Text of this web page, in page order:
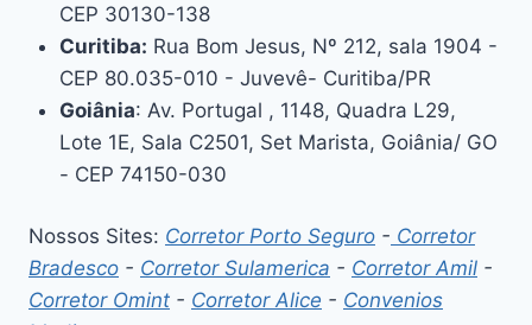
CEP 30130-138
Curitiba: Rua Bom Jesus, Nº 212, sala 1904 -
CEP 80.035-010 - Juvevê- Curitiba/PR
Goiânia: Av. Portugal , 1148, Quadra L29,
Lote 1E, Sala C2501, Set Marista, Goiânia/ GO
- CEP 74150-030
Nossos Sites: Corretor Porto Seguro - Corretor
Bradesco - Corretor Sulamerica - Corretor Amil -
Corretor Omint - Corretor Alice - Convenios